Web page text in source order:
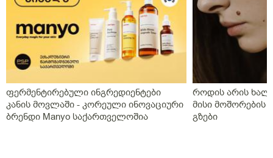
ფერმენტირებული ინგრედიენტები
კანის მოვლაში - კორეული ინოვაციური
ბრენდი Manyo საქართველოშია
როდის არის
მისი მოშორების
გზები